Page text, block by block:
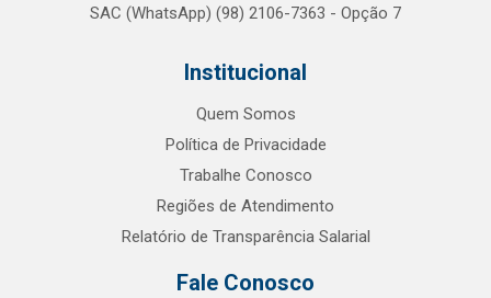
SAC (WhatsApp) (98) 2106-7363 - Opção 7
Institucional
Quem Somos
Política de Privacidade
Trabalhe Conosco
Regiões de Atendimento
Relatório de Transparência Salarial
Fale Conosco